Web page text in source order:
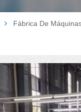
Fábrica De